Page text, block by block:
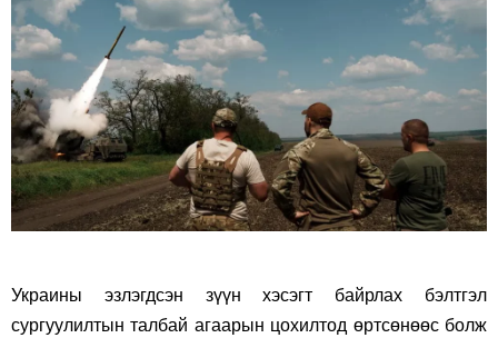
on
Facebook
on
Twitter
Украины эзлэгдсэн зүүн хэсэгт байрлах бэлтгэл
сургуулилтын талбай агаарын цохилтод өртсөнөөс болж